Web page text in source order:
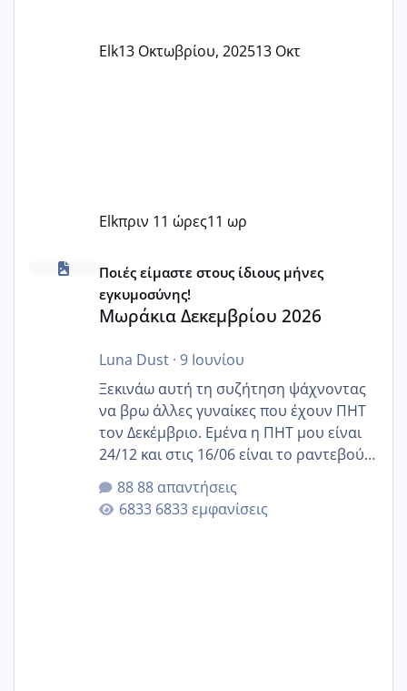
Elk13 Οκτωβρίου, 202513 Οκτ
Elkπριν 11 ώρες11 ωρ
Μωράκια Δεκεμβρίου 2026
Ποιές είμαστε στους ίδιους μήνες
εγκυμοσύνης!
Μωράκια Δεκεμβρίου 2026
Luna Dust· 9 Ιουνίου
Ξεκινάω αυτή τη συζήτηση ψάχνοντας
να βρω άλλες γυναίκες που έχουν ΠΗΤ
τον Δεκέμβριο. Εμένα η ΠΗΤ μου είναι
24/12 και στις 16/06 είναι το ραντεβού
της αυχενικής διαφάνειας. Έχω αρκετό
άγχος και οι μέρες δεν φαίνεται να
περνάνε με τίποτα.
88 απαντήσεις
6833 εμφανίσεις